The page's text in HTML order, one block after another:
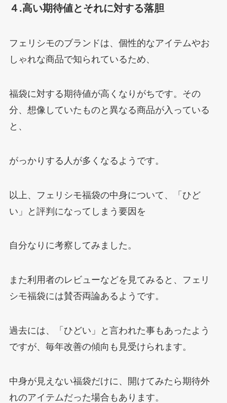
４.高い期待値とそれに対する落胆
フェリシモのブランドは、個性的なアイテムやお
しゃれな商品で知られているため、
福袋に対する期待値が高くなりがちです。その
分、想像していたものと異なる商品が入っている
と、
がっかりする人が多くなるようです。
以上、フェリシモ福袋の中身について、「ひど
い」と評判になってしまう要因を
自分なりに考察してみました。
また利用者のレビューなどを見てみると、フェリ
シモ福袋には賛否両論あるようです。
過去には、「ひどい」と言われた事もあったよう
ですが、毎年改善の傾向も見受けられます。
中身が見えない福袋だけに、開けてみたら期待外
れのアイテムだった場合もあります。